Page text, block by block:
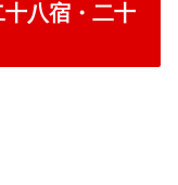
八宿・二十